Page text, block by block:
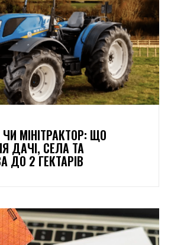
МІНІТРАКТОР: ЩО
ДАЧІ, СЕЛА ТА
ДО 2 ГЕКТАРІВ